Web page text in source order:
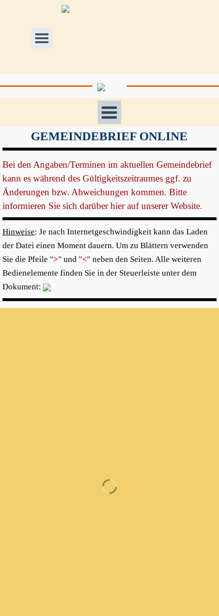
Direkt zum Seiteninhalt
Menü überspringen
Menü überspringen
GEMEINDEBRIEF ONLINE
Bei den Angaben/Terminen im aktuellen Gemeindebrief
kann es während des Gültigkeitszeitraumes ggf. zu
Änderungen bzw. Abweichungen kommen. Bitte
informieren Sie sich darüber hier auf unserer Website.
Hinweise: Je nach Internetgeschwindigkeit kann das Laden
der Datei einen Moment dauern. Um zu Blättern verwenden
Sie die Pfeile ">" und "<" neben den Seiten. Alle weiteren
Bedienelemente finden Sie in der Steuerleiste unter dem
Dokument: